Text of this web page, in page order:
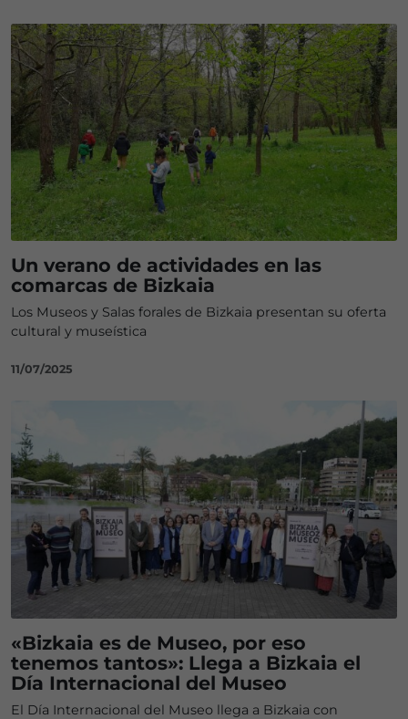
Un verano de actividades en las
comarcas de Bizkaia
Los Museos y Salas forales de Bizkaia presentan su oferta
cultural y museística
11/07/2025
«Bizkaia es de Museo, por eso
tenemos tantos»: Llega a Bizkaia el
Día Internacional del Museo
El Día Internacional del Museo llega a Bizkaia con